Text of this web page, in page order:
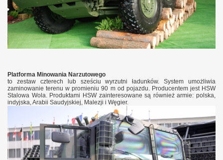
Platforma Minowania Narzutowego
to zestaw czterech lub sześciu wyrzutni ładunków. System umożliwia
zaminowanie terenu w promieniu 90 m od pojazdu. Producentem jest HSW
Stalowa Wola. Produktami HSW zainteresowane są również armie: polska,
indyjska, Arabii Saudyjskiej, Malezji i Węgier.